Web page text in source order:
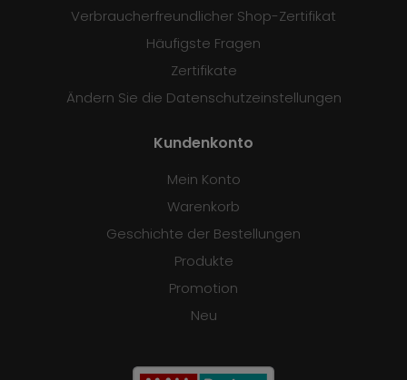
Verbraucherfreundlicher Shop-Zertifikat
Häufigste Fragen
Zertifikate
Ändern Sie die Datenschutzeinstellungen
Kundenkonto
Mein Konto
Warenkorb
Geschichte der Bestellungen
Produkte
Promotion
Neu